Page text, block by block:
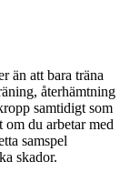
än att bara träna
återhämtning
samtidigt som
du arbetar med
samspel
skador.